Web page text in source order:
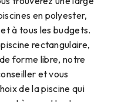
en polyester,
à tous les budgets.
rectangulaire,
forme libre, notre
et vous
de la piscine qui